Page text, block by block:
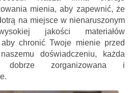
mienia, aby zapewnić, że
na miejsce w nienaruszonym
jakości materiałów
chronić Twoje mienie przed
doświadczeniu, każda
dobrze zorganizowana i